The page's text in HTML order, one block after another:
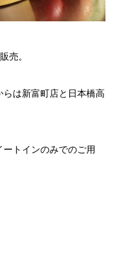
売。
は新富町店と日本橋高
トインのみでのご用